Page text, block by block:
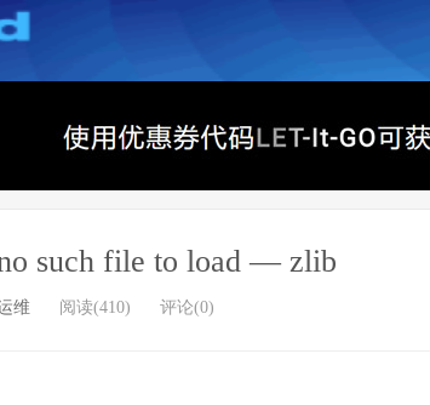
such file to load — zlib
维 阅读(410) 评论(0)